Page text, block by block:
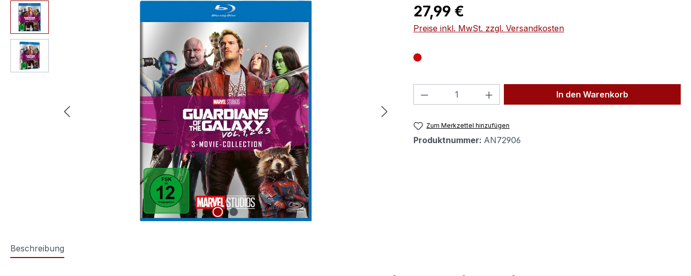
Bildergalerie überspringen Regulärer Preis:
27,99 €
Preise inkl. MwSt. zzgl. Versandkosten
Produkt Anzahl: Gib den gewünschten Wert
In den Warenkorb
Zum Merkzettel hinzufügen
Produktnummer: AN72906
Beschreibung